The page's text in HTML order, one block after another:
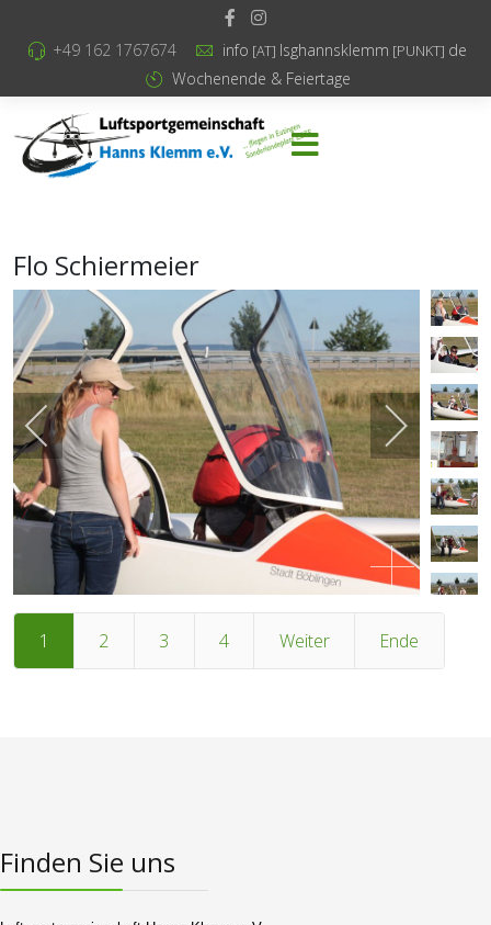
+49 162 1767674 info [AT] lsghannsklemm [PUNKT] de
Wochenende & Feiertage
Flo Schiermeier
1 2 3 4 Weiter Ende
Finden Sie uns